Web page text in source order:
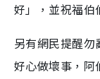
好」，並祝福伯
另有網民提醒
好心做壞事，阿